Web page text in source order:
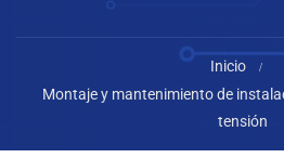
Inicio
Montaje y mantenimiento de
tensión